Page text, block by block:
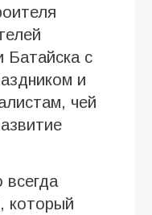
Батайска с
и
чей
который